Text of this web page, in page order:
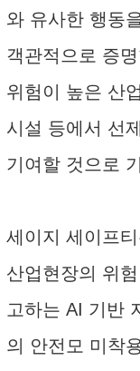
와 유사한 행동
객관적으로 증
위험이 높은 산
시설 등에서 선
기여할 것으로
세이지 세이프
산업현장의 위
고하는 AI 기반
의 안전모 미착